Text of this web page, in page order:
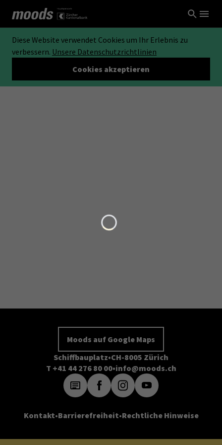
Diese Website verwendet Cookies um Ihr Erlebnis zu
verbessern. Unsere Datenschutzrichtlinien
Cookies akzeptieren
Moods auf Google Maps
Schiffbauplatz CH-8005 Zürich
T +41 44 276 80 00 info@moods.ch
Kontakt Barrierefreiheit Rechtliche Hinweise